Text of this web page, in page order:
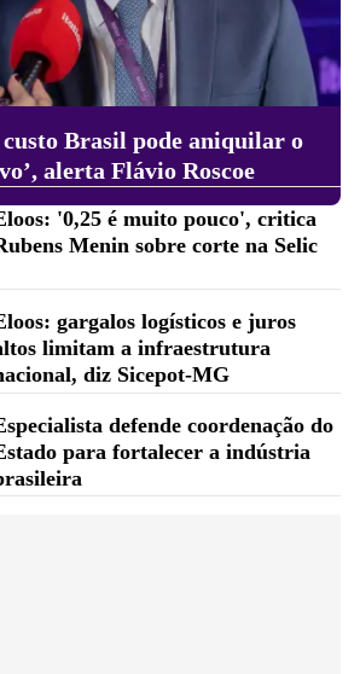
custo Brasil pode aniquilar o
alerta Flávio Roscoe
'0,25 é muito pouco', critica
Menin sobre corte na Selic
gargalos logísticos e juros
limitam a infraestrutura
diz Sicepot-MG
defende coordenação do
para fortalecer a indústria